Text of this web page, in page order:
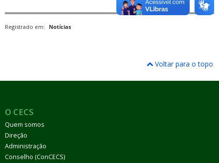
Registrado em: Notícias
Voltar para o topo
O CECS
Quem somos
Direção
Administração
Conselho (ConCECS)